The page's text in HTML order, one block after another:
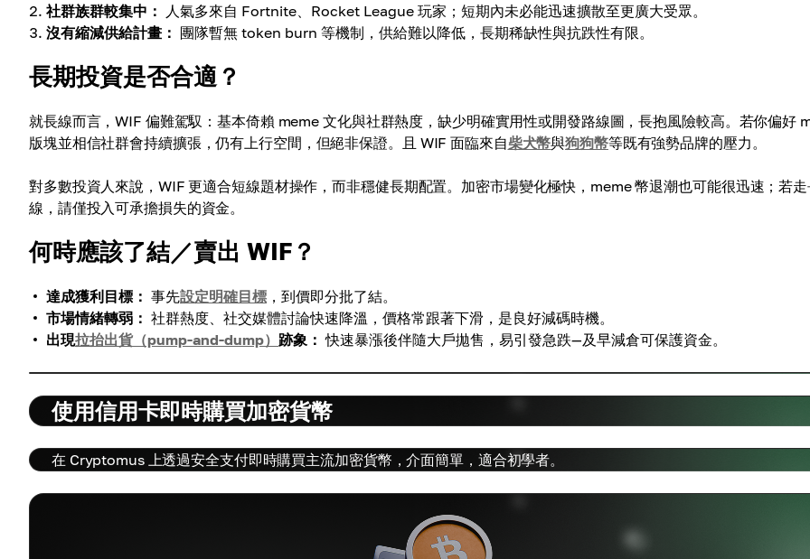
社群族群較集中： 人氣多來自 Fortnite、Rocket League 玩家；短期內未必能迅速擴散至更廣大受眾。
沒有縮減供給計畫： 團隊暫無 token burn 等機制，供給難以降低，長期稀缺性與抗跌性有限。
長期投資是否合適？
就長線而言，WIF 偏難駕馭：基本倚賴 meme 文化與社群熱度，缺少明確實用性或開發路線圖，長抱風險較高。若你偏好
版塊並相信社群會持續擴張，仍有上行空間，但絕非保證。且 WIF 面臨來自柴犬幣與狗狗幣等既有強勢品牌的壓力。
對多數投資人來說，WIF 更適合短線題材操作，而非穩健長期配置。加密市場變化極快，meme 幣退潮也可能很迅速；若
線，請僅投入可承擔損失的資金。
何時應該了結／賣出 WIF？
達成獲利目標： 事先設定明確目標 ，到價即分批了結。
市場情緒轉弱： 社群熱度、社交媒體討論快速降溫，價格常跟著下滑，是良好減碼時機。
出現拉抬出貨（pump-and-dump） 跡象： 快速暴漲後伴隨大戶拋售，易引發急跌—及早減倉可保護資金。
使用信用卡即時購買加密貨幣
在 Cryptomus 上透過安全支付即時購買主流加密貨幣，介面簡單，適合初學者。